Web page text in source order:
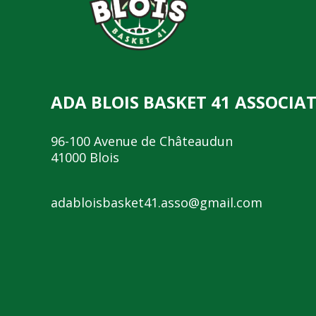
ADA BLOIS BASKET 41
96-100 Avenue de Châteaudun
41000 Blois
adabloisbasket41.asso@gmail.com